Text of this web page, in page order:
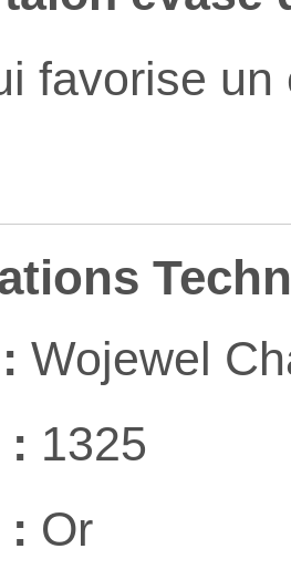
favorise
Wojewel
: 1325
: Or